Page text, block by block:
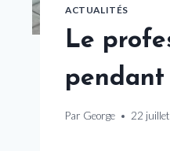
ACTUALITÉS
Le
Par George 22